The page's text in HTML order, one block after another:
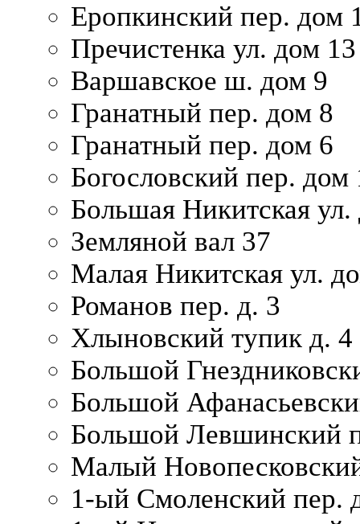
Еропкинский пер. дом
Пречистенка ул. дом 13
Варшавское ш. дом 9
Гранатный пер. дом 8
Гранатный пер. дом 6
Богословский пер.
Большая Никитская
Земляной вал 37
Малая Никитская ул.
Романов пер. д. 3
Хлыновский тупик д. 4
Большой
Большой
Большой Левшинский
Малый
1-ый Смоленский пер.